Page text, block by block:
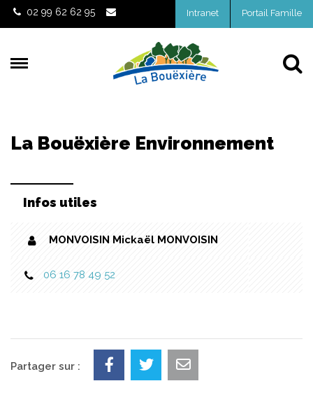
Gestion des traceurs
02 99 62 62 95 Intranet Portail Famille
La Bouëxière Environnement
Infos utiles
MONVOISIN Mickaël MONVOISIN
06 16 78 49 52
Partager sur :